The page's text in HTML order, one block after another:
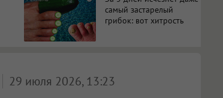
самый застарелый
грибок: вот хитрость
29 июля 2026, 13:23